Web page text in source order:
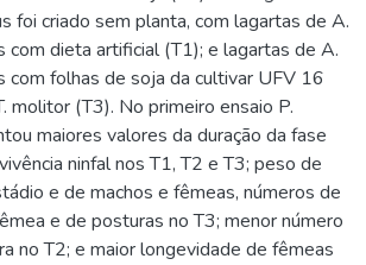
foi criado sem planta, com lagartas de A.
com dieta artificial (T1); e lagartas de A.
com folhas de soja da cultivar UFV 16
molitor (T3). No primeiro ensaio P.
maiores valores da duração da fase
ninfal nos T1, T2 e T3; peso de
e de machos e fêmeas, números de
e de posturas no T3; menor número
no T2; e maior longevidade de fêmeas